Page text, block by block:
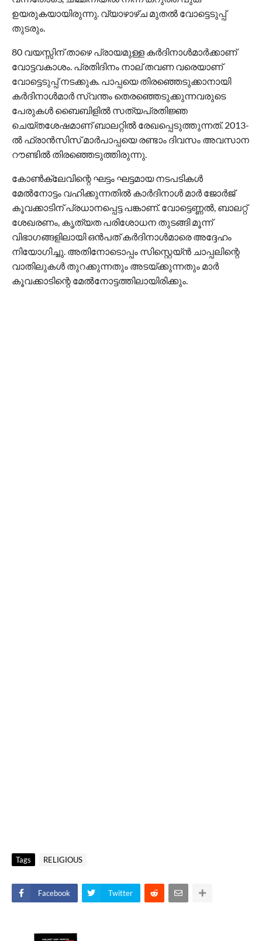
ഉയരുകയായിരുന്നു. വ്യാഴാഴ്ച മുതല്‍ വോട്ടെടുപ്പ്
തുടരും.
80 വയസ്സിന് താഴെ പ്രായമുള്ള കര്‍ദിനാള്‍മാര്‍ക്കാണ്
വോട്ടവകാശം. പ്രതിദിനം നാല് തവണ വരെയാണ്
വോട്ടെടുപ്പ് നടക്കുക. പാപ്പയെ തിരഞ്ഞെടുക്കാനായി
കര്‍ദിനാള്‍മാര്‍ സ്വന്തം തെരഞ്ഞെടുക്കുന്നവരുടെ
പേരുകള്‍ ബൈബിളില്‍ സത്യപ്രതിജ്ഞ
ചെയ്തശേഷമാണ് ബാലറ്റില്‍ രേഖപ്പെടുത്തുന്നത്. 2013-
ല്‍ ഫ്രാന്‍സിസ് മാര്‍പാപ്പയെ രണ്ടാം ദിവസം അവസാന
റൗണ്ടില്‍ തിരഞ്ഞെടുത്തിരുന്നു.
കോണ്‍ക്ലേവിന്റെ ഘട്ടം ഘട്ടമായ നടപടികള്‍
മേല്‍നോട്ടം വഹിക്കുന്നതില്‍ കാര്‍ദിനാള്‍ മാര്‍ ജോര്‍ജ്
കൂവക്കാടിന് പ്രധാനപ്പെട്ട പങ്കാണ്. വോട്ടെണ്ണല്‍, ബാലറ്റ്
ശേഖരണം, കൃത്യത പരിശോധന തുടങ്ങി മൂന്ന്
വിഭാഗങ്ങളിലായി ഒന്‍പത് കര്‍ദിനാള്‍മാരെ അദ്ദേഹം
നിയോഗിച്ചു. അതിനോടൊപ്പം സിസ്റ്റെയ്ന്‍ ചാപ്പലിന്റെ
വാതിലുകള്‍ തുറക്കുന്നതും അടയ്ക്കുന്നതും മാര്‍
കൂവക്കാടിന്റെ മേല്‍നോട്ടത്തിലായിരിക്കും.
Tags RELIGIOUS
Facebook Twitter